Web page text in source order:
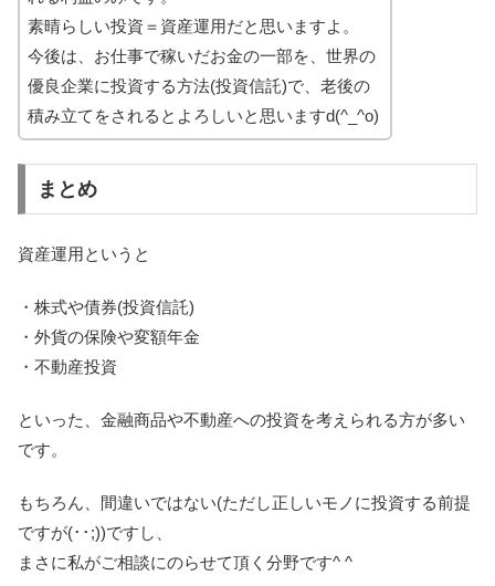
素晴らしい投資＝資産運用だと思いますよ。
今後は、お仕事で稼いだお金の一部を、世界の
優良企業に投資する方法(投資信託)で、老後の
積み立てをされるとよろしいと思いますd(^_^o)
まとめ
資産運用というと
・株式や債券(投資信託)
・外貨の保険や変額年金
・不動産投資
といった、金融商品や不動産への投資を考えられる方が多い
です。
もちろん、間違いではない(ただし正しいモノに投資する前提
ですが(･･;))ですし、
まさに私がご相談にのらせて頂く分野です^ ^